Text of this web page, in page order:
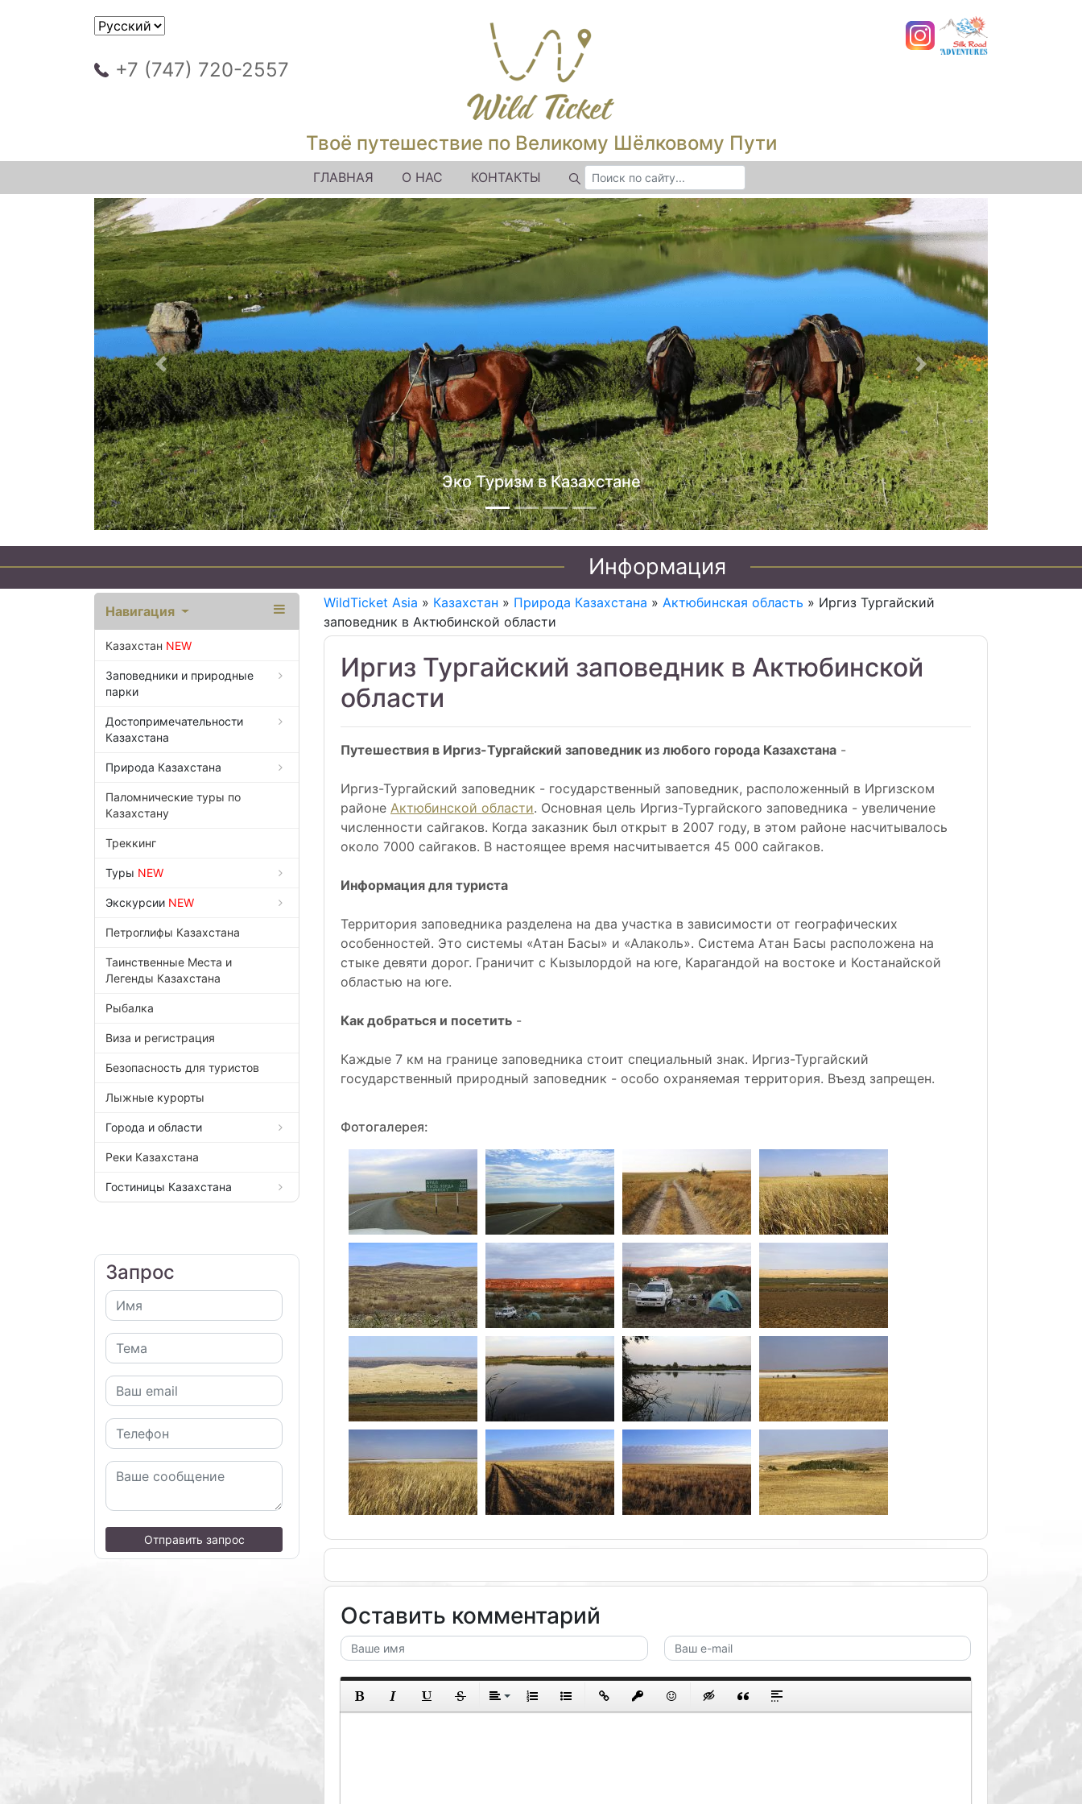
+7 (747) 720-2557
Твоё путешествие по Великому Шёлковому Пути
ГЛАВНАЯ О НАС КОНТАКТЫ
Джип туры по Казахстану
Предыдущий Следующий
Информация
Навигация
Казахстан NEW
Заповедники и природные
парки
Достопримечательности
Казахстана
Природа Казахстана
Паломнические туры по
Казахстану
Треккинг
Туры NEW
Экскурсии NEW
Петроглифы Казахстана
Таинственные Места и
Легенды Казахстана
Рыбалка
Виза и регистрация
Безопасность для туристов
Лыжные курорты
Города и области
Реки Казахстана
Гостиницы Казахстана
Запрос
Отправить запрос
WildTicket Asia » Казахстан » Природа Казахстана » Актюбинская область » Иргиз Тургайский
заповедник в Актюбинской области
Иргиз Тургайский заповедник в Актюбинской
области
Путешествия в Иргиз-Тургайский заповедник из любого города Казахстана -
Иргиз-Тургайский заповедник - государственный заповедник, расположенный в Иргизском
районе Актюбинской области. Основная цель Иргиз-Тургайского заповедника - увеличение
численности сайгаков. Когда заказник был открыт в 2007 году, в этом районе насчитывалось
около 7000 сайгаков. В настоящее время насчитывается 45 000 сайгаков.
Информация для туриста
Территория заповедника разделена на два участка в зависимости от географических
особенностей. Это системы «Атан Басы» и «Алаколь». Система Атан Басы расположена на
стыке девяти дорог. Граничит с Кызылордой на юге, Карагандой на востоке и Костанайской
областью на юге.
Как добраться и посетить -
Каждые 7 км на границе заповедника стоит специальный знак. Иргиз-Тургайский
государственный природный заповедник - особо охраняемая территория. Въезд запрещен.
Фотогалерея:
Оставить комментарий